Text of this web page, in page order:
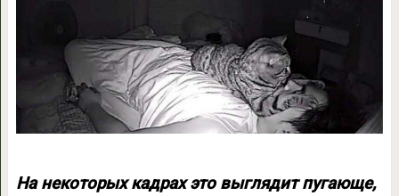
На некоторых кадрах это выглядит пугающе,